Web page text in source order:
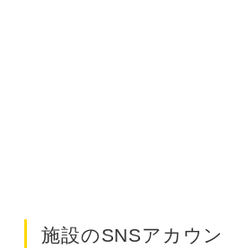
施設のSNSアカウン